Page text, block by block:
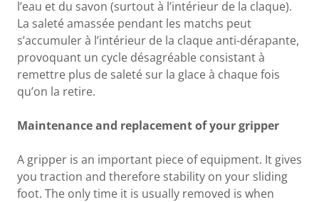
l’eau et du savon (surtout à l’intérieur de la claque).
La saleté amassée pendant les matchs peut
s’accumuler à l’intérieur de la claque anti-dérapante,
provoquant un cycle désagréable consistant à
remettre plus de saleté sur la glace à chaque fois
qu’on la retire.
Maintenance and replacement of your gripper
A gripper is an important piece of equipment. It gives
you traction and therefore stability on your sliding
foot. The only time it is usually removed is when